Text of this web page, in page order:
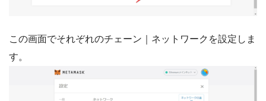
この画面でそれぞれのチェーン｜ネットワークを設定しま
す。